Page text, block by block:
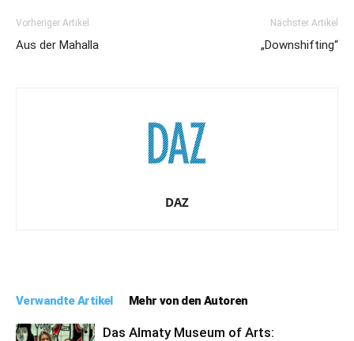
Vorheriger Artikel
Aus der Mahalla
Nächster Artikel
„Downshifting“
DAZ
Verwandte Artikel Mehr von den Autoren
Das Almaty Museum of Arts: